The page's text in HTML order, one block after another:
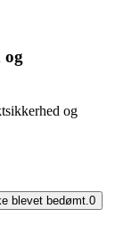
og
blevet bedømt. 0